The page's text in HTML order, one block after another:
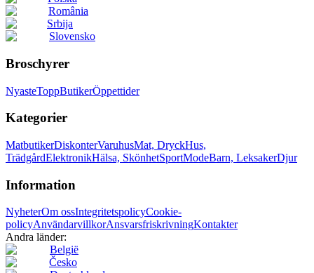
România
Srbija
Slovensko
Broschyrer
NyasteToppButikerÖppettider
Kategorier
MatbutikerDiskonterVaruhusMat, DryckHus,
TrädgårdElektronikHälsa, SkönhetSportModeBarn, LeksakerDjur
Information
NyheterOm ossIntegritetspolicyCookie-
policyAnvändarvillkorAnsvarsfriskrivningKontakter
Andra länder:
België
Česko